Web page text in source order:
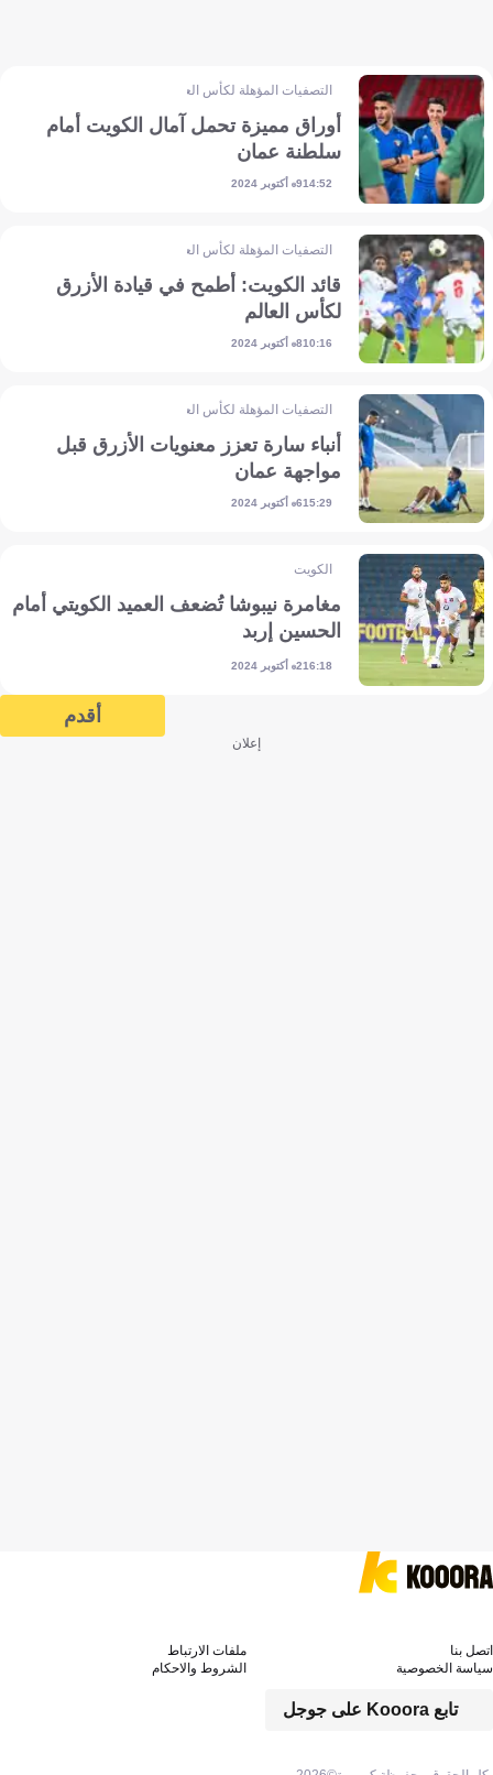
التصفيات المؤهلة لكأس العالم - آسيا
أوراق مميزة تحمل آمال الكويت أمام
سلطنة عمان
14:529 أكتوبر 2024
التصفيات المؤهلة لكأس العالم - آسيا
قائد الكويت: أطمح في قيادة الأزرق
لكأس العالم
10:168 أكتوبر 2024
التصفيات المؤهلة لكأس العالم - آسيا
أنباء سارة تعزز معنويات الأزرق قبل
مواجهة عمان
15:296 أكتوبر 2024
الكويت
مغامرة نيبوشا تُضعف العميد الكويتي أمام
الحسين إربد
16:182 أكتوبر 2024
أقدم
إعلان
تابع Kooora على جوجل
اتصل بنا
ملفات الارتباط
سياسة الخصوصية
الشروط والاحكام